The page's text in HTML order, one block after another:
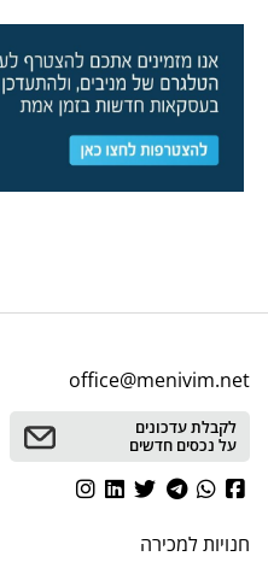
office@menivim.net
לקבלת עדכונים
על נכסים חדשים
חנויותלמכירה